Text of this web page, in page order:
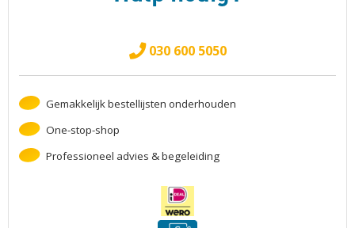
030 600 5050
Gemakkelijk bestellijsten onderhouden
One-stop-shop
Professioneel advies & begeleiding